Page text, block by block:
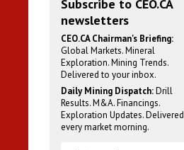
Subscribe to CEO.CA
newsletters
CEO.CA Chairman's Briefing:
Global Markets. Mineral
Exploration. Mining Trends.
Delivered to your inbox.
Daily Mining Dispatch:Drill
Results. M&A. Financings.
Exploration Updates. Delivered
every market morning.